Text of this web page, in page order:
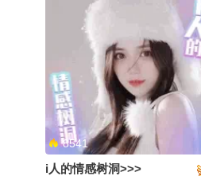
卷翻全世界是什么样的民族？
8541
i人的情感树洞>>>